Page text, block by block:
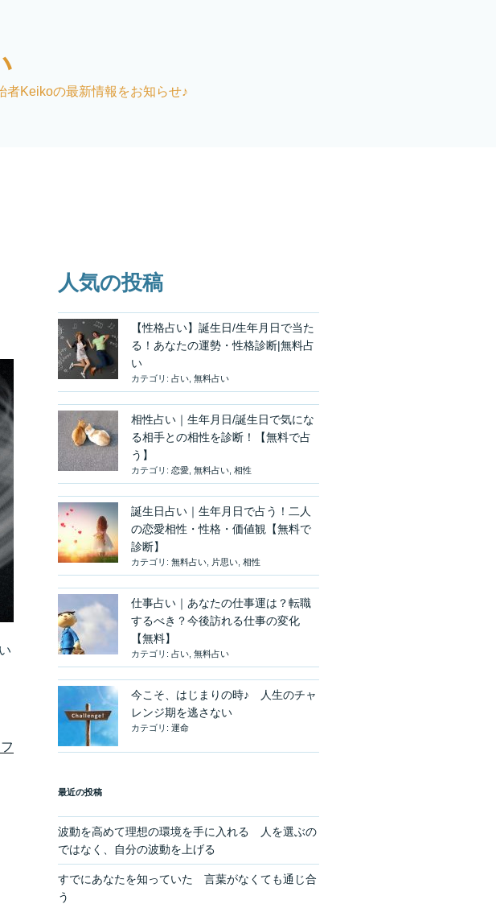
者Keikoの最新情報をお知らせ♪
人気の投稿
【性格占い】誕生日/生年月日で当た
る！あなたの運勢・性格診断|無料占
い
カテゴリ: 占い, 無料占い
相性占い｜生年月日/誕生日で気にな
る相手との相性を診断！【無料で占
う】
カテゴリ: 恋愛, 無料占い, 相性
誕生日占い｜生年月日で占う！二人
の恋愛相性・性格・価値観【無料で
診断】
カテゴリ: 無料占い, 片思い, 相性
仕事占い｜あなたの仕事運は？転職
するべき？今後訪れる仕事の変化
【無料】
カテゴリ: 占い, 無料占い
今こそ、はじまりの時♪ 人生のチャ
レンジ期を逃さない
カテゴリ: 運命
最近の投稿
波動を高めて理想の環境を手に入れる 人を選ぶの
ではなく、自分の波動を上げる
すでにあなたを知っていた 言葉がなくても通じ合
う